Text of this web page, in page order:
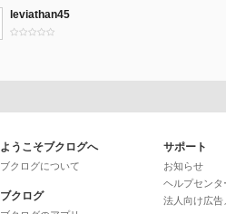
leviathan45
ようこそブクログへ
ブクログについて
ブクログ
サポート
お知らせ
ヘルプセンタ
法人向け広告